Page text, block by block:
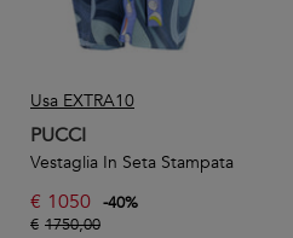
Usa EXTRA10
PUCCI
Vestaglia In Seta Stampata
€ 1050 -40%
€ 1750,00